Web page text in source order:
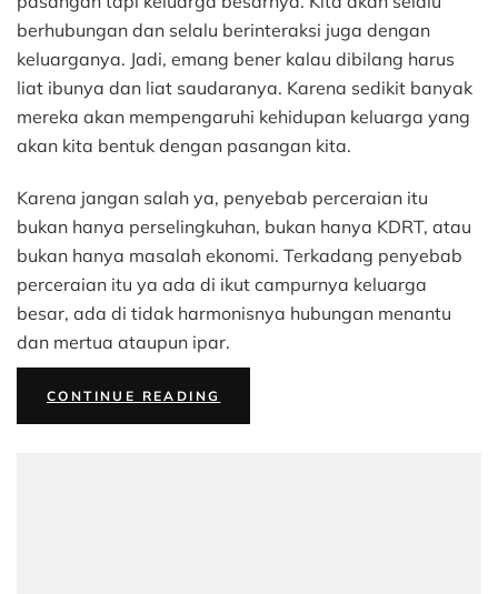
berhubungan dan selalu berinteraksi juga dengan
keluarganya. Jadi, emang bener kalau dibilang harus
liat ibunya dan liat saudaranya. Karena sedikit banyak
mereka akan mempengaruhi kehidupan keluarga yang
akan kita bentuk dengan pasangan kita.
Karena jangan salah ya, penyebab perceraian itu
bukan hanya perselingkuhan, bukan hanya KDRT, atau
bukan hanya masalah ekonomi. Terkadang penyebab
perceraian itu ya ada di ikut campurnya keluarga
besar, ada di tidak harmonisnya hubungan menantu
dan mertua ataupun ipar.
CONTINUE READINGITU
HANYA